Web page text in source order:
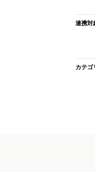
連携対
カテゴ